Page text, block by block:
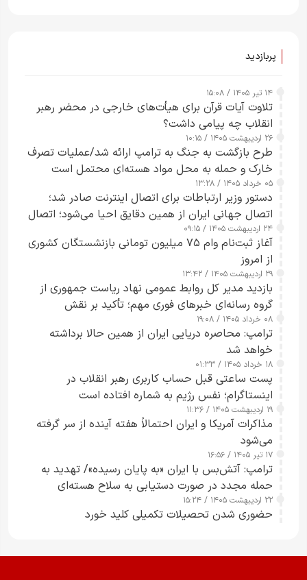
پربازدید
۱۴ تیر ۱۴۰۵ / ۱۵:۰۸
تلاوت آیات قرآن برای هیأت‌های خارجی در محضر رهبر
انقلاب چه پیامی داشت؟
۲۶ اردیبهشت ۱۴۰۵ / ۱۰:۱۵
طرح‌ بازگشت به جنگ به ترامپ ارائه شد/عملیات تصرف
خارک و حمله به محل مواد هسته‌ای محتمل است
۰۵ خرداد ۱۴۰۵ / ۱۳:۲۸
دستور وزیر ارتباطات برای اتصال اینترنت صادر شد؛
اتصال جهانی ایران از همین دقایق احیا می‌شود؛ اتصال
کامل مردم تا ۲۴ ساعت آینده
۲۴ اردیبهشت ۱۴۰۵ / ۰۹:۱۵
آغاز ثبت‌نام وام ۷۵ میلیون تومانی بازنشستگان کشوری
از امروز
۲۹ اردیبهشت ۱۴۰۵ / ۱۳:۴۲
بازدید مدیر کل روابط عمومی نهاد ریاست جمهوری از
گروه رسانه‌ای خبرهای فوری مهم؛ تأکید بر نقش
رسانه‌های هوشمند و مسئول در ارتقای آگاهی عمومی
۰۸ خرداد ۱۴۰۵ / ۱۹:۰۸
ترامپ: محاصره دریایی ایران از همین حالا برداشته
خواهد شد
۱۸ خرداد ۱۴۰۵ / ۰۱:۳۳
پست ساعتی قبل حساب کاربری رهبر انقلاب در
اینستاگرام؛ نفس رژیم به شماره افتاده است​
۱۹ اردیبهشت ۱۴۰۵ / ۱۱:۳۶
مذاکرات آمریکا و ایران احتمالاً هفته آینده از سر گرفته
می‌شود
۱۷ تیر ۱۴۰۵ / ۱۶:۵۶
ترامپ: آتش‌بس با ایران «به پایان رسیده»/ تهدید به
حمله مجدد در صورت دستیابی به سلاح هسته‌ای
۲۲ اردیبهشت ۱۴۰۵ / ۱۵:۲۴
حضوری شدن تحصیلات تکمیلی کلید خورد